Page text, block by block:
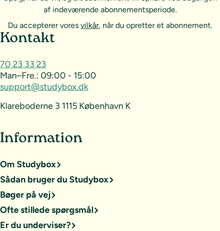
af indeværende abonnementsperiode.
Du accepterer vores vilkår, når du opretter et abonnement.
Sideoversigt og kontakt
Kontakt
70 23 33 23
Man–Fre.: 09:00 - 15:00
support@studybox.dk
Klareboderne 3 1115 København K
Information
Om Studybox
Sådan bruger du Studybox
Bøger på vej
Ofte stillede spørgsmål
Er du underviser?